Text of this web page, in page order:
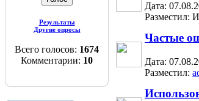
Результаты
Другие опросы
Всего голосов: 1674
Комментарии: 10
Дата:
Разместил:
Частые
Дата:
Разместил: